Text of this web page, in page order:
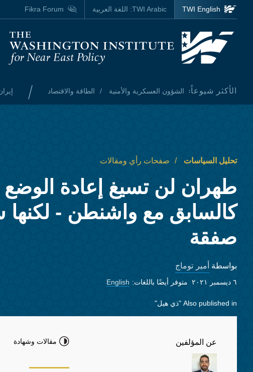
Skip to main content
Homepage
الأكثر شيوعاً: الشؤون العسكرية والأمنية الطاقة والاقتصاد /
TWI English
TWI Arabic: اللغة العربية Fikra Forum
تحليل السياسات صفحات رأي ومقالات
طهران لن تسيغ إعادة الوضع
كالسابق مع واشنطن - لكنها
صفقة
بواسطة أمير توماج
٦ ديسمبر ٢٠٢١ متوفر أيضًا باللغات: English
Also published in "ذي هيل"
عن المؤلفين مقالات وشهادة